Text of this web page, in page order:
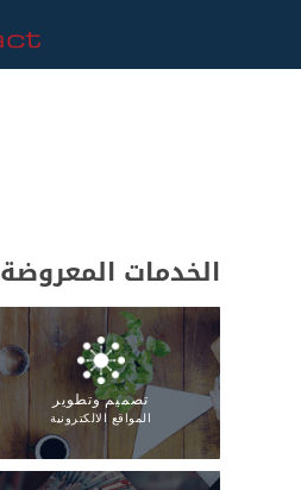
الخدمات المعروضة
تصميم وتطوير
المواقع الالكترونية